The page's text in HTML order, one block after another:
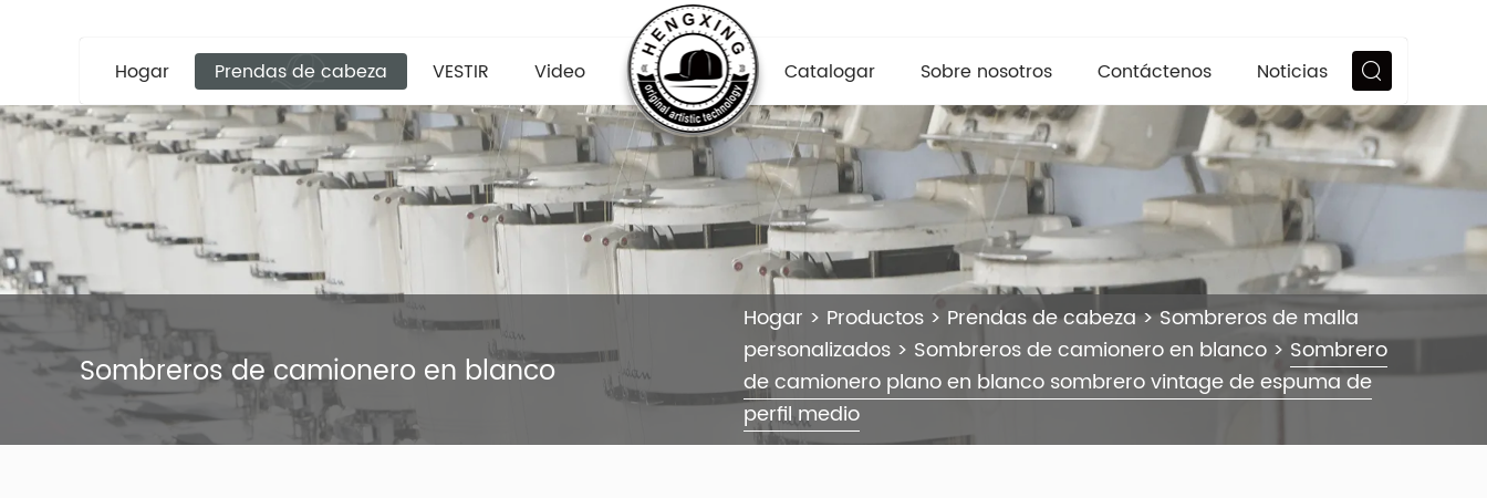
Hogar Prendas de cabeza VESTIR Video Catalogar Sobre nosotros Contáctenos Noticias
Sombreros de camionero en blanco
Hogar > Productos > Prendas de cabeza>Sombreros de malla
personalizados > Sombreros de camionero en blanco > Sombrero
de camionero plano en blanco sombrero vintage de espuma de
perfil medio